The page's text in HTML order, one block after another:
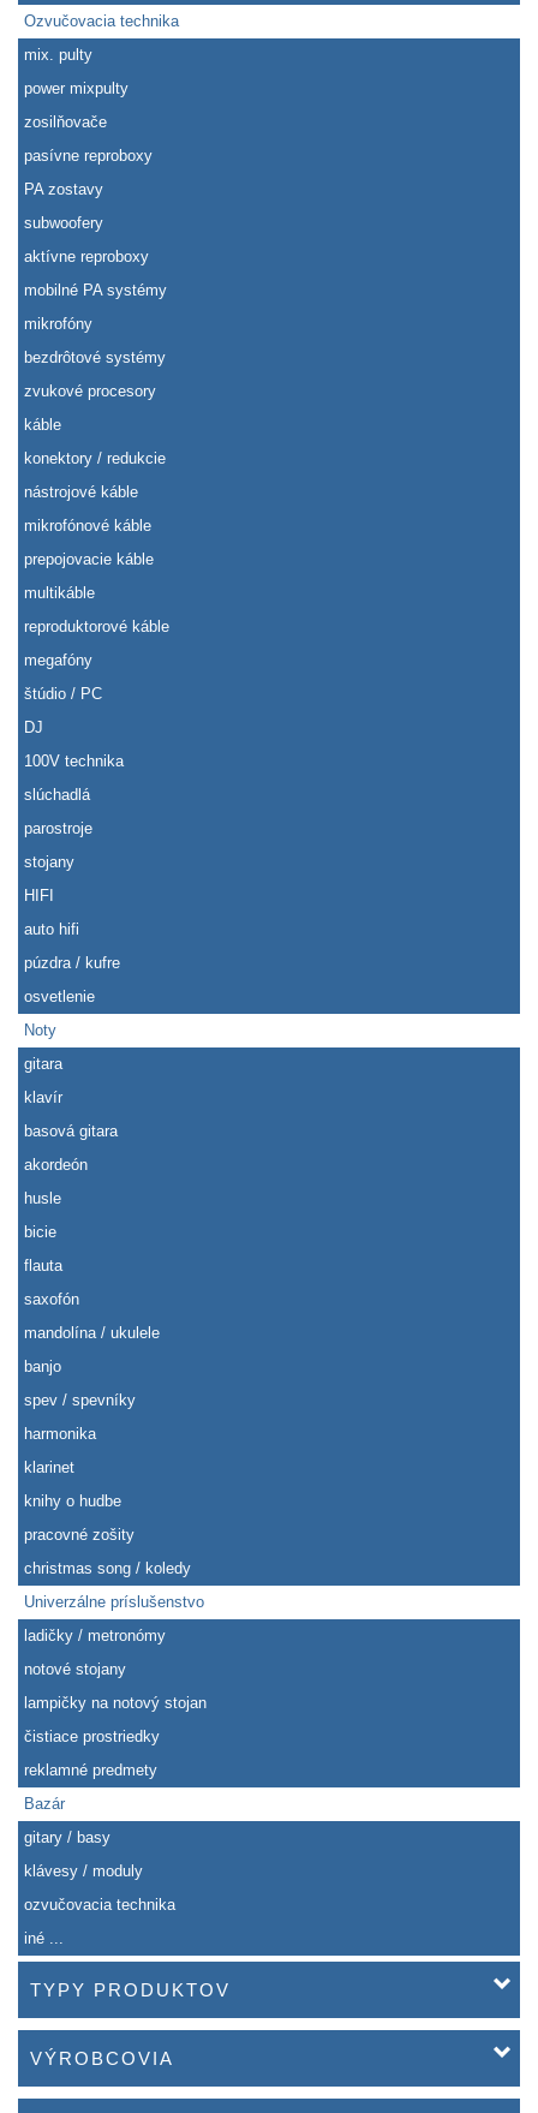
Ozvučovacia technika
mix. pulty
power mixpulty
zosilňovače
pasívne reproboxy
PA zostavy
subwoofery
aktívne reproboxy
mobilné PA systémy
mikrofóny
bezdrôtové systémy
zvukové procesory
káble
konektory / redukcie
nástrojové káble
mikrofónové káble
prepojovacie káble
multikáble
reproduktorové káble
megafóny
štúdio / PC
DJ
100V technika
slúchadlá
parostroje
stojany
HIFI
auto hifi
púzdra / kufre
osvetlenie
Noty
gitara
klavír
basová gitara
akordeón
husle
bicie
flauta
saxofón
mandolína / ukulele
banjo
spev / spevníky
harmonika
klarinet
knihy o hudbe
pracovné zošity
christmas song / koledy
Univerzálne príslušenstvo
ladičky / metronómy
notové stojany
lampičky na notový stojan
čistiace prostriedky
reklamné predmety
Bazár
gitary / basy
klávesy / moduly
ozvučovacia technika
iné ...
TYPY PRODUKTOV
VÝROBCOVIA